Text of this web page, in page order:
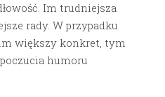
Im trudniejsza
rady. W przypadku
większy konkret, tym
humoru